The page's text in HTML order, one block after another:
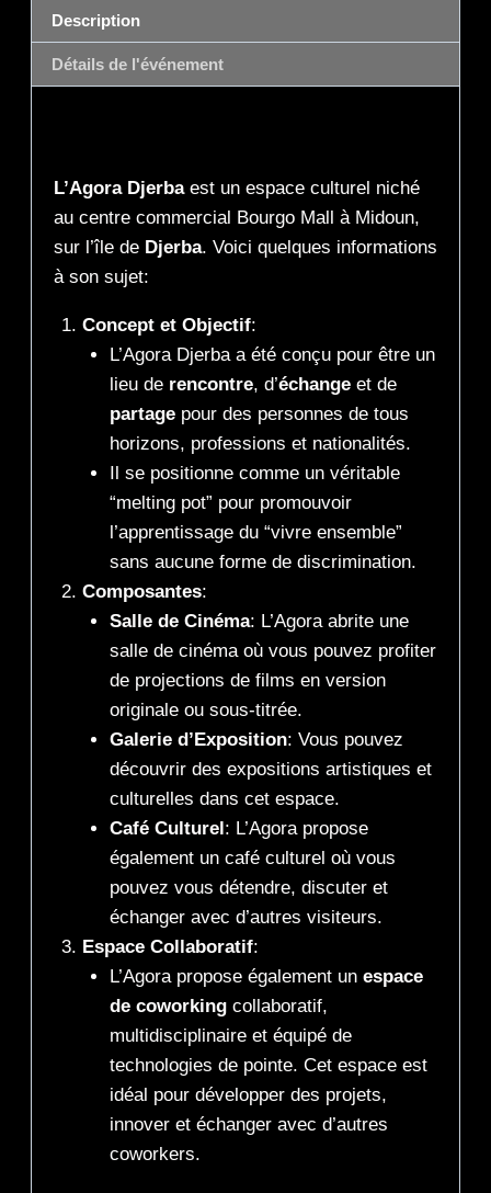
Description
Détails de l'événement
L’Agora Djerbaest un espace culturel niché
au centre commercial Bourgo Mall à Midoun,
sur l’île de Djerba. Voici quelques informations
à son sujet:
Concept et Objectif:
L’Agora Djerba a été conçu pour être un
lieu de rencontre, d’échange et de
partage pour des personnes de tous
horizons, professions et nationalités.
Il se positionne comme un véritable
“melting pot” pour promouvoir
l’apprentissage du “vivre ensemble”
sans aucune forme de discrimination.
Composantes:
Salle de Cinéma: L’Agora abrite une
salle de cinéma où vous pouvez profiter
de projections de films en version
originale ou sous-titrée.
Galerie d’Exposition: Vous pouvez
découvrir des expositions artistiques et
culturelles dans cet espace.
Café Culturel : L’Agora propose
également un café culturel où vous
pouvez vous détendre, discuter et
échanger avec d’autres visiteurs.
Espace Collaboratif:
L’Agora propose également un espace
de coworking collaboratif,
multidisciplinaire et équipé de
technologies de pointe. Cet espace est
idéal pour développer des projets,
innover et échanger avec d’autres
coworkers.